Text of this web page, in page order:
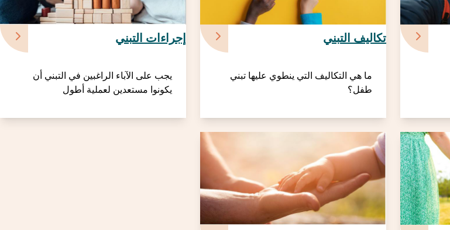
تكاليف التبني
ما هي التكاليف التي ينطوي عليها تبني
طفل؟
إجراءات التبني
يجب على الآباء الراغبين في التبني أن
يكونوا مستعدين لعملية أطول